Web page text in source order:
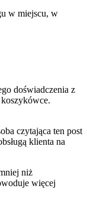
w miejscu, w
doświadczenia z
czytająca ten post
klienta na
niż
więcej